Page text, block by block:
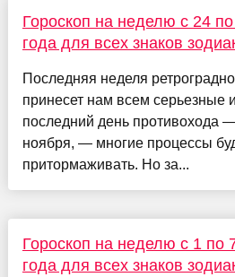
Гороскоп на неделю с 24
года для всех знаков
Последняя неделя
принесет нам всем серьезные
последний день противохода
ноября, — многие процессы
притормаживать. Но за...
Гороскоп на неделю с 1 по
года для всех знаков